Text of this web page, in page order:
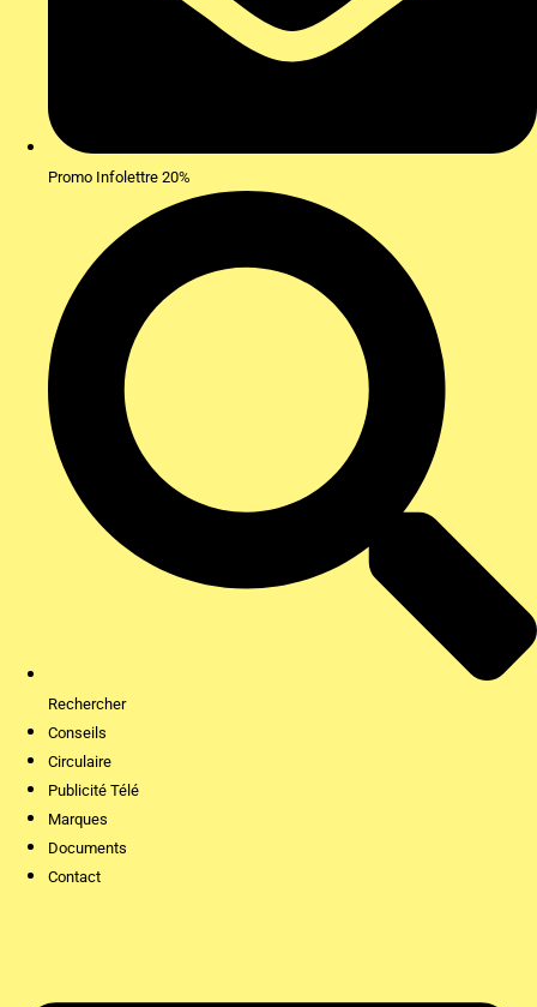
Promo Infolettre 20%
Rechercher
Conseils
Circulaire
Publicité Télé
Marques
Documents
Contact